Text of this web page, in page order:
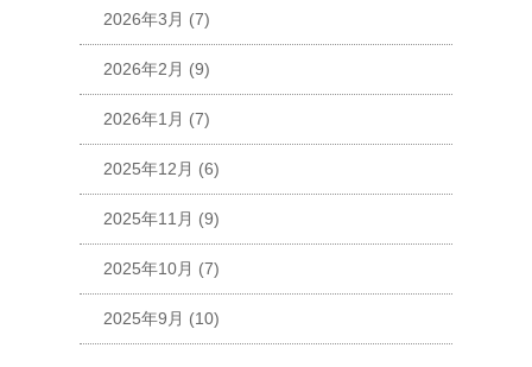
2026年3月 (7)
2026年2月 (9)
2026年1月 (7)
2025年12月 (6)
2025年11月 (9)
2025年10月 (7)
2025年9月 (10)